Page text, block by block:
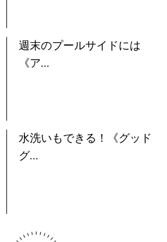
週末のプールサイドには
《ア...
水洗いもできる！《グッド
グ...